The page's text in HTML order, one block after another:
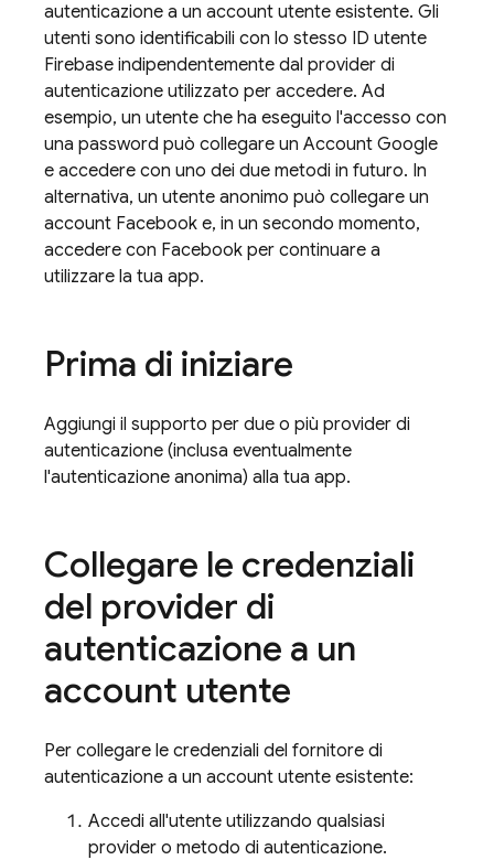
autenticazione a un account utente esistente. Gli
utenti sono identificabili con lo stesso ID utente
Firebase indipendentemente dal provider di
autenticazione utilizzato per accedere. Ad
esempio, un utente che ha eseguito l'accesso con
una password può collegare un Account Google
e accedere con uno dei due metodi in futuro. In
alternativa, un utente anonimo può collegare un
account Facebook e, in un secondo momento,
accedere con Facebook per continuare a
utilizzare la tua app.
Prima di iniziare
Aggiungi il supporto per due o più provider di
autenticazione (inclusa eventualmente
l'autenticazione anonima) alla tua app.
Collegare le credenziali
del provider di
autenticazione a un
account utente
Per collegare le credenziali del fornitore di
autenticazione a un account utente esistente:
Accedi all'utente utilizzando qualsiasi
provider o metodo di autenticazione.